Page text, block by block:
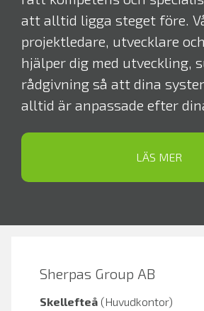
att alltid ligga steget före.
projektledare, utvecklare
hjälper dig med utveckling,
rådgivning så att dina
alltid är anpassade efter
LÄS MER
Sherpas Group AB
Skellefteå (Huvudkontor)